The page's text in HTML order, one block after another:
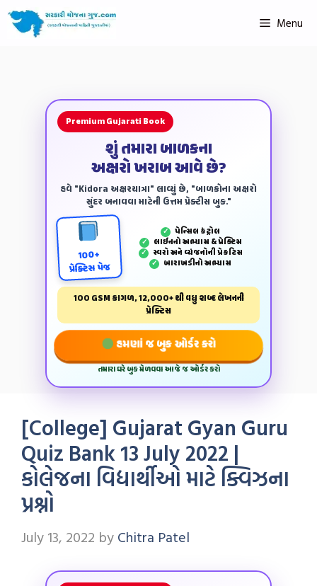
Menu
Premium Gujarati Book
શું તમારા બાળકના
અક્ષરો ખરાબ આવે છે?
હવે "Kidora અક્ષરયાત્રા" લાવ્યું છે, "બાળકોના અક્ષરો
સુંદર બનાવવા માટેની ઉત્તમ પ્રેક્ટીસ બુક."
100+
પ્રેક્ટિસ પેજ
✓ પેન્‍સિલ કંટ્રોલ
✓ લાઈનનો અભ્યાસ & પ્રેક્ટિસ
✓ સ્વરો અને વ્યંજનોની પ્રેકટિસ
✓ બારાખડીનો અભ્યાસ
100 GSM કાગળ, 12,000+ થી વધુ શબ્દ લેખનની
પ્રેક્ટિસ
હમણાં જ બુક ઓર્ડર કરો
તમારા ઘરે બુક મેળવવા આજે જ ઓર્ડર કરો
[College] Gujarat Gyan Guru
Quiz Bank 13 July 2022 |
કોલેજના વિદ્યાર્થીઓ માટે ક્વિઝના
પ્રશ્નો
July 13, 2022 by Chitra Patel